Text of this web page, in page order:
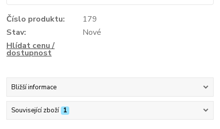
Číslo produktu:
179
Stav:
Nové
Hlídat cenu /
dostupnost
Bližší informace
Související zboží 1